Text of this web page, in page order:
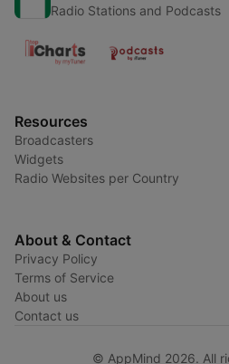
Radio Stations and Podcasts
Resources
Broadcasters
Widgets
Radio Websites per Country
About & Contact
Privacy Policy
Terms of Service
About us
Contact us
© AppMind 2026. All